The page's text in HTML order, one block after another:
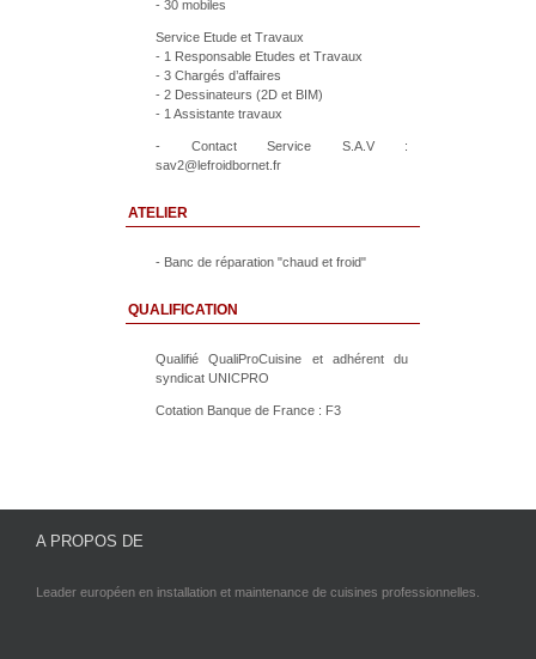
- 30 mobiles
Service Etude et Travaux
- 1 Responsable Etudes et Travaux
- 3 Chargés d’affaires
- 2 Dessinateurs (2D et BIM)
- 1 Assistante travaux
- Contact Service S.A.V :
sav2@lefroidbornet.fr
ATELIER
- Banc de réparation "chaud et froid"
QUALIFICATION
Qualifié QualiProCuisine et adhérent du
syndicat UNICPRO
Cotation Banque de France : F3
A PROPOS DE
Leader européen en installation et maintenance de cuisines professionnelles.